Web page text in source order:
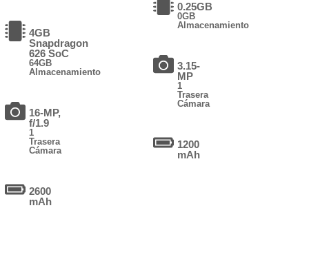
4GB
Snapdragon
626 SoC
64GB
Almacenamiento
16-MP,
f/1.9
1
Trasera
Cámara
2600
mAh
0.25GB
0GB
Almacenamiento
3.15-
MP
1
Trasera
Cámara
1200
mAh